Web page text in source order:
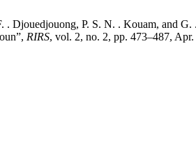
. Djouedjouong, P. S. N. . Kouam, and
RIRS, vol. 2, no. 2, pp. 473–487,